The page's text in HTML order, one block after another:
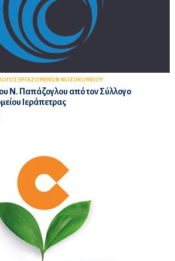
ΕΡΓΑΖΟΜΕΝΩΝ ΝΟΣΟΚΟΜΕΙΟΥ
Ν. Παπάζογλου από τον Σύλλογο
Ιεράπετρας